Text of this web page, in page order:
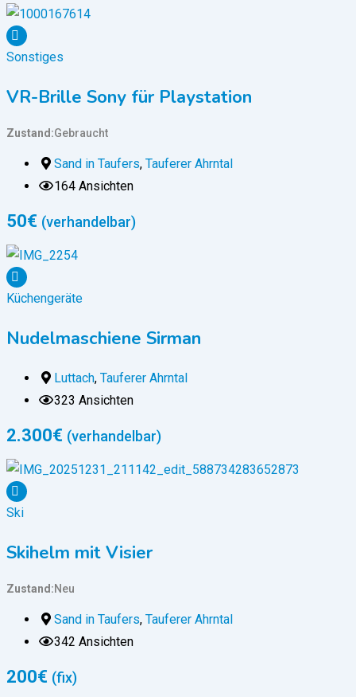
Sonstiges
VR-Brille Sony für Playstation
Zustand Gebraucht
Sand in Taufers, Tauferer Ahrntal
164 Ansichten
50€ (verhandelbar)
Küchengeräte
Nudelmaschiene Sirman
Luttach, Tauferer Ahrntal
323 Ansichten
2.300€ (verhandelbar)
Ski
Skihelm mit Visier
Zustand Neu
Sand in Taufers, Tauferer Ahrntal
342 Ansichten
200€ (fix)